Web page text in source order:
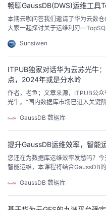
验
收
畅聊GaussDB(DWS)运维工具
本期云咖问答我们邀请了华为云数
大家一起探讨关于运维利刃
Sunsiwen
ITPUB独家对话华为云苏光牛
点，2024年或是分水岭
作者，老鱼；文章来源，ITPUB公
光牛。“国内数据库市场已进入关键
华为云数据库业务CTO苏光牛不假
全球范围内，也不需要如此多的商
GaussDB 数据库
提升GaussDB运维效率，智能
您还在为数据库运维效率发愁吗？
智能运维，本课程将结合GaussDB
力成本和及时响应度。还等什么，快
GaussDB 数据库